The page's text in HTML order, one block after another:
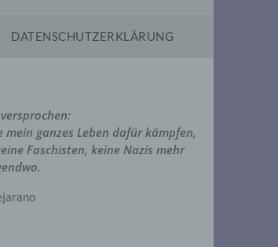
DATENSCHUTZERKLÄRUNG
mein ganzes Leben dafür kämpfen,
Faschisten, keine Nazis mehr